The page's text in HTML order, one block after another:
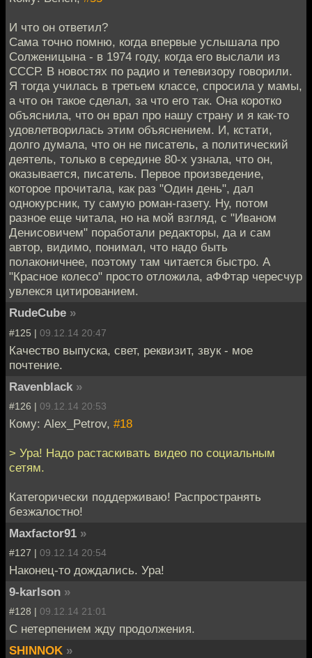
И что он ответил?
Сама точно помню, когда впервые услышала про
Солженицына - в 1974 году, когда его выслали из
СССР. В новостях по радио и телевизору говорили.
Я тогда училась в третьем классе, спросила у мамы,
а что он такое сделал, за что его так. Она коротко
объяснила, что он врал про нашу страну и я как-то
удовлетворилась этим объяснением. И, кстати,
долго думала, что он не писатель, а политический
деятель, только в середине 80-х узнала, что он,
оказывается, писатель. Первое произведение,
которое прочитала, как раз "Один день", дал
однокурсник, ту самую роман-газету. Ну, потом
разное еще читала, но на мой взгляд, с "Иваном
Денисовичем" поработали редакторы, да и сам
автор, видимо, понимал, что надо быть
полаконичнее, поэтому там читается быстро. А
"Красное колесо" просто отложила, аФФтар чересчур
увлекся цитированием.
RudeCube »
#125 | 09.12.14 20:47
Качество выпуска, свет, реквизит, звук - мое
почтение.
Ravenblack »
#126 | 09.12.14 20:53
Кому: Alex_Petrov, #18
> Ура! Надо растаскивать видео по социальным
сетям.
Категорически поддерживаю! Распространять
безжалостно!
Maxfactor91 »
#127 | 09.12.14 20:54
Наконец-то дождались. Ура!
9-karlson »
#128 | 09.12.14 21:01
С нетерпением жду продолжения.
SHINNOK »